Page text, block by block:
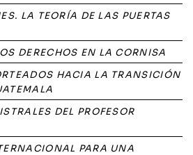
LA TEORÍA DE LAS PUERTAS
DERECHOS EN LA CORNISA
HACIA LA TRANSICIÓN
DEL PROFESOR
PARA UNA